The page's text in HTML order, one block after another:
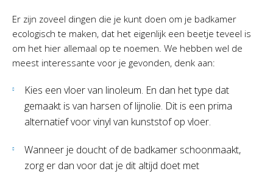
Er zijn zoveel dingen die je kunt doen om je badkamer
ecologisch te maken, dat het eigenlijk een beetje teveel is
om het hier allemaal op te noemen. We hebben wel de
meest interessante voor je gevonden, denk aan:
Kies een vloer van linoleum. En dan het type dat
gemaakt is van harsen of lijnolie. Dit is een prima
alternatief voor vinyl van kunststof op vloer.
Wanneer je doucht of de badkamer schoonmaakt,
zorg er dan voor dat je dit altijd doet met